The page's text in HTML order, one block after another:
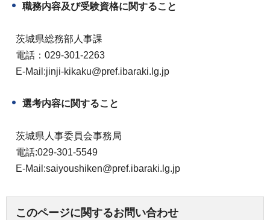
職務内容及び受験資格に関すること
茨城県総務部人事課
電話：029-301-2263
E-Mail:jinji-kikaku@pref.ibaraki.lg.jp
選考内容に関すること
茨城県人事委員会事務局
電話:029-301-5549
E-Mail:saiyoushiken@pref.ibaraki.lg.jp
このページに関するお問い合わせ